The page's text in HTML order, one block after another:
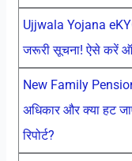
Ujjwala Yojana
जरूरी सूचना! ऐसे करें
New Family
अधिकार और क्या हट
रिपोर्ट?